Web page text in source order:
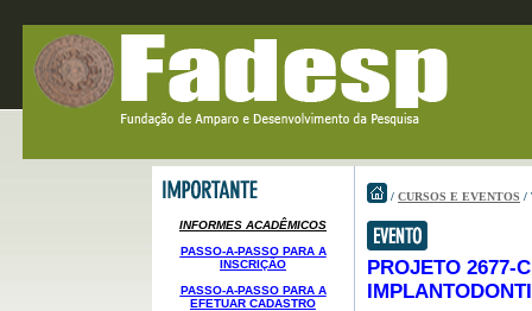
INFORMES ACADÊMICOS
PASSO-A-PASSO PARA A
INSCRIÇÃO
PASSO-A-PASSO PARA A
EFETUAR CADASTRO
/ CURSOS E EVENTOS /
PROJETO 2677-